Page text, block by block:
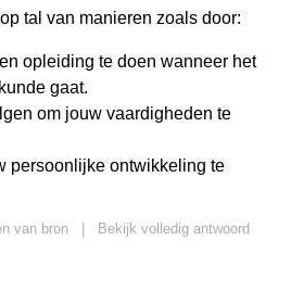
tal van manieren zoals door:
opleiding te doen wanneer het
gaat.
om jouw vaardigheden te
persoonlijke ontwikkeling te
van bron
Bekijk volledig antwoord